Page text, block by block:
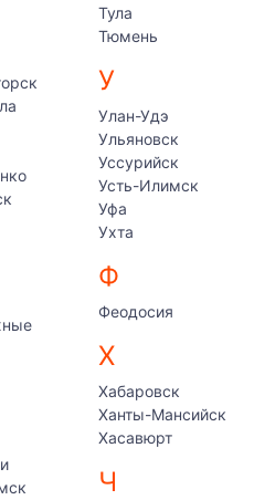
Тула
Тюмень
У
Улан-Удэ
Ульяновск
Уссурийск
Усть-Илимск
Уфа
Ухта
Ф
Феодосия
Х
Хабаровск
Ханты-Мансийск
Хасавюрт
Ч